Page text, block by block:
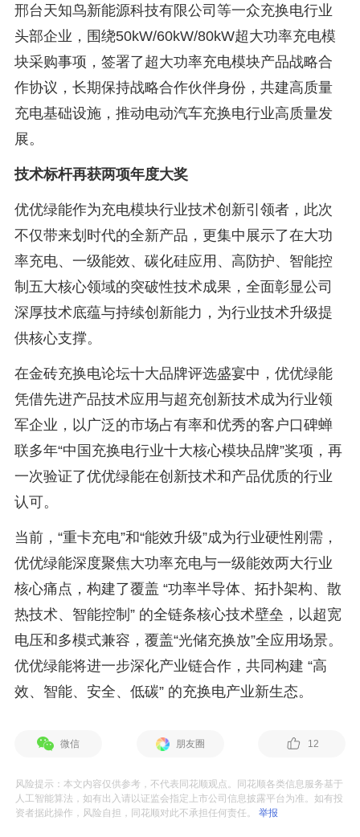
邢台天知鸟新能源科技有限公司等一众充换电行业
头部企业，围绕50kW/60kW/80kW超大功率充电模
块采购事项，签署了超大功率充电模块产品战略合
作协议，长期保持战略合作伙伴身份，共建高质量
充电基础设施，推动电动汽车充换电行业高质量发
展。
技术标杆再获两项年度大奖
优优绿能作为充电模块行业技术创新引领者，此次
不仅带来划时代的全新产品，更集中展示了在大功
率充电、一级能效、碳化硅应用、高防护、智能控
制五大核心领域的突破性技术成果，全面彰显公司
深厚技术底蕴与持续创新能力，为行业技术升级提
供核心支撑。
在金砖充换电论坛十大品牌评选盛宴中，优优绿能
凭借先进产品技术应用与超充创新技术成为行业领
军企业，以广泛的市场占有率和优秀的客户口碑蝉
联多年“中国充换电行业十大核心模块品牌”奖项，再
一次验证了优优绿能在创新技术和产品优质的行业
认可。
当前，“重卡充电”和“能效升级”成为行业硬性刚需，
优优绿能深度聚焦大功率充电与一级能效两大行业
核心痛点，构建了覆盖 “功率半导体、拓扑架构、散
热技术、智能控制” 的全链条核心技术壁垒，以超宽
电压和多模式兼容，覆盖“光储充换放”全应用场景。
优优绿能将进一步深化产业链合作，共同构建 “高
效、智能、安全、低碳” 的充换电产业新生态。
微信 朋友圈 12
风险提示：本文内容仅供参考，不代表同花顺观点。同花顺各类信息服务基于
人工智能算法，如有出入请以证监会指定上市公司信息披露平台为准。如有投
资者据此操作，风险自担，同花顺对此不承担任何责任。举报